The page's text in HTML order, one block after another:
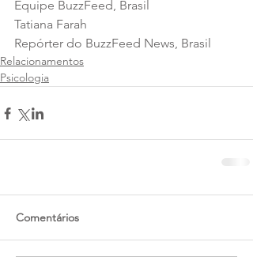
Equipe BuzzFeed, Brasil
Tatiana Farah
Repórter do BuzzFeed News, Brasil
Relacionamentos
Psicologia
Comentários